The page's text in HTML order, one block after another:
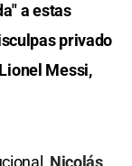
a estas
privado
Messi,